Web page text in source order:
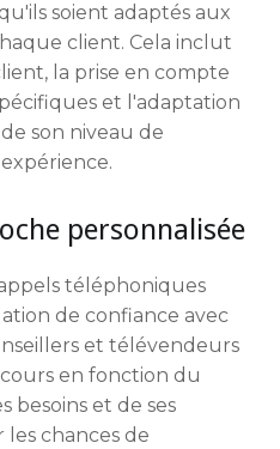
soient adaptés aux
client. Cela inclut
la prise en compte
et l'adaptation
son niveau de
personnalisée
téléphoniques
de confiance avec
et télévendeurs
en fonction du
besoins et de ses
chances de